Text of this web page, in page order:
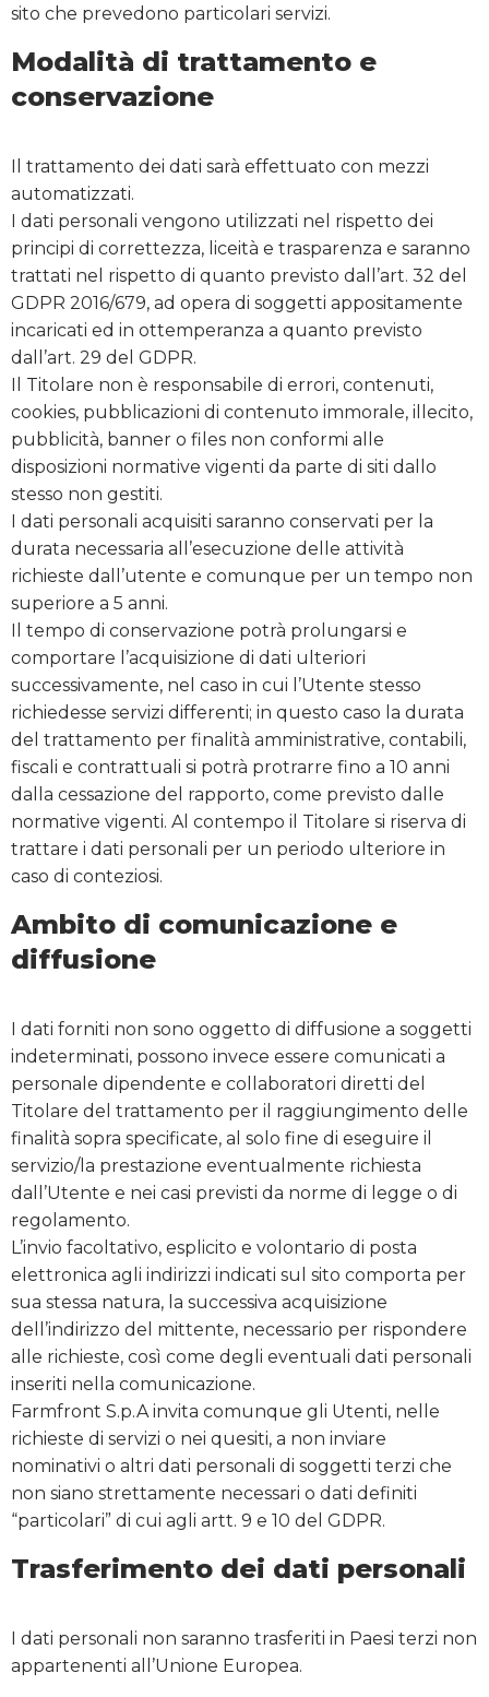
sito che prevedono particolari servizi.
Modalità di trattamento e
conservazione
Il trattamento dei dati sarà effettuato con mezzi
automatizzati.
I dati personali vengono utilizzati nel rispetto dei
principi di correttezza, liceità e trasparenza e saranno
trattati nel rispetto di quanto previsto dall’art. 32 del
GDPR 2016/679, ad opera di soggetti appositamente
incaricati ed in ottemperanza a quanto previsto
dall’art. 29 del GDPR.
Il Titolare non è responsabile di errori, contenuti,
cookies, pubblicazioni di contenuto immorale, illecito,
pubblicità, banner o files non conformi alle
disposizioni normative vigenti da parte di siti dallo
stesso non gestiti.
I dati personali acquisiti saranno conservati per la
durata necessaria all’esecuzione delle attività
richieste dall’utente e comunque per un tempo non
superiore a 5 anni.
Il tempo di conservazione potrà prolungarsi e
comportare l’acquisizione di dati ulteriori
successivamente, nel caso in cui l’Utente stesso
richiedesse servizi differenti; in questo caso la durata
del trattamento per finalità amministrative, contabili,
fiscali e contrattuali si potrà protrarre fino a 10 anni
dalla cessazione del rapporto, come previsto dalle
normative vigenti. Al contempo il Titolare si riserva di
trattare i dati personali per un periodo ulteriore in
caso di conteziosi.
Ambito di comunicazione e
diffusione
I dati forniti non sono oggetto di diffusione a soggetti
indeterminati, possono invece essere comunicati a
personale dipendente e collaboratori diretti del
Titolare del trattamento per il raggiungimento delle
finalità sopra specificate, al solo fine di eseguire il
servizio/la prestazione eventualmente richiesta
dall’Utente e nei casi previsti da norme di legge o di
regolamento.
L’invio facoltativo, esplicito e volontario di posta
elettronica agli indirizzi indicati sul sito comporta per
sua stessa natura, la successiva acquisizione
dell’indirizzo del mittente, necessario per rispondere
alle richieste, così come degli eventuali dati personali
inseriti nella comunicazione.
Farmfront S.p.A invita comunque gli Utenti, nelle
richieste di servizi o nei quesiti, a non inviare
nominativi o altri dati personali di soggetti terzi che
non siano strettamente necessari o dati definiti
“particolari” di cui agli artt. 9 e 10 del GDPR.
Trasferimento dei dati personali
I dati personali non saranno trasferiti in Paesi terzi non
appartenenti all’Unione Europea.